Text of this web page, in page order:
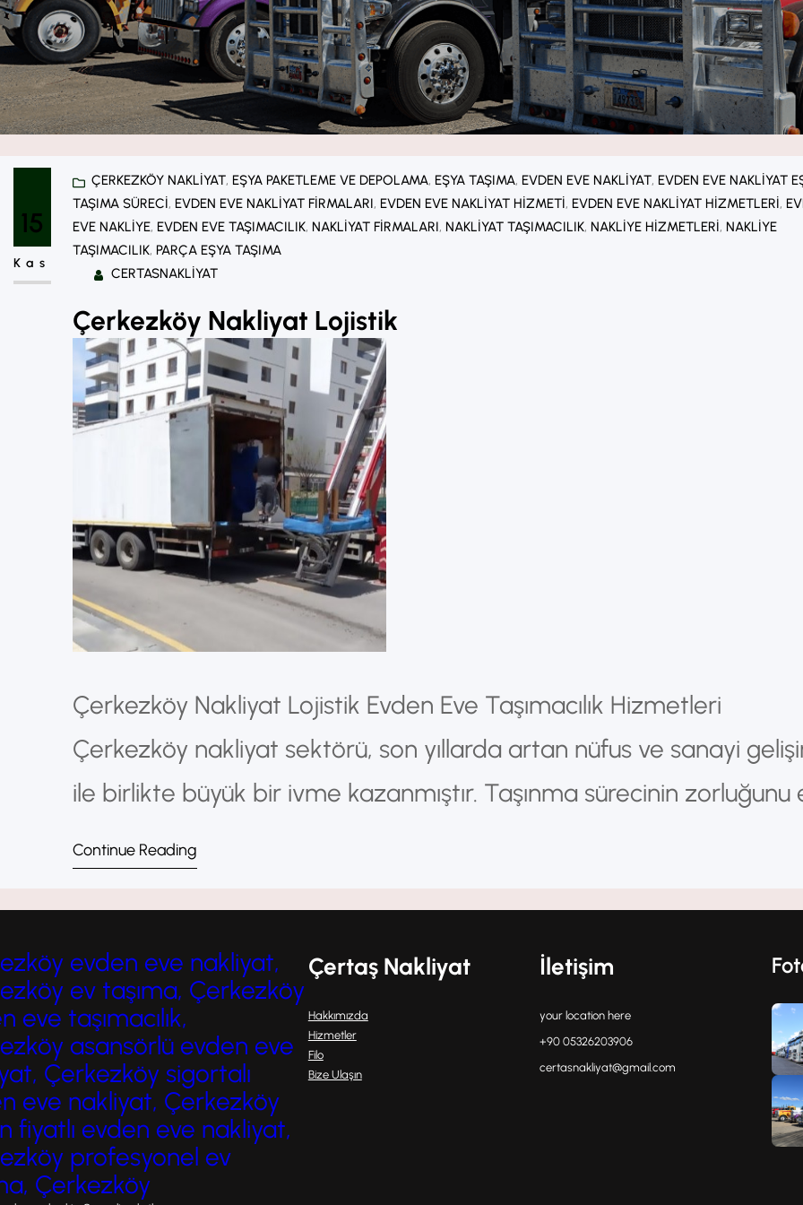
15
Kas
ÇERKEZKÖY NAKLIYAT, EŞYA PAKETLEME VE DEPOLAMA, EŞYA TAŞIMA, EVDEN EVE NAKLIYAT, EVDEN EVE NAKLIYAT
TAŞIMA SÜRECI, EVDEN EVE NAKLIYAT FIRMALARI, EVDEN EVE NAKLIYAT HIZMETI, EVDEN EVE NAKLIYAT HIZMETLERI,
EVE NAKLIYE, EVDEN EVE TAŞIMACILIK, NAKLIYAT FIRMALARI, NAKLIYAT TAŞIMACILIK, NAKLIYE HIZMETLERI, NAKLIYE
TAŞIMACILIK, PARÇA EŞYA TAŞIMA
CERTASNAKLIYAT
Çerkezköy Nakliyat Lojistik
Çerkezköy Nakliyat Lojistik Evden Eve Taşımacılık Hizmetleri
Çerkezköy nakliyat sektörü, son yıllarda artan nüfus ve sanayi
ile birlikte büyük bir ivme kazanmıştır. Taşınma sürecinin zorluğunu
aza indirmek isteyen bireyler ve işletmeler, profesyonel evden eve
öne çıkmaktadır. Çerkezköy…
Continue Reading
evden eve nakliyat,
ev taşıma, Çerkezköy
eve taşımacılık,
asansörlü evden eve
Çerkezköy sigortalı
eve nakliyat, Çerkezköy
fiyatlı evden eve nakliyat,
profesyonel ev
Çerkezköy
Çertaş Nakliyat
Hakkımızda
Hizmetler
Filo
Bize Ulaşın
İletişim
your location here
+90 05326203906
certasnakliyat@gmail.com